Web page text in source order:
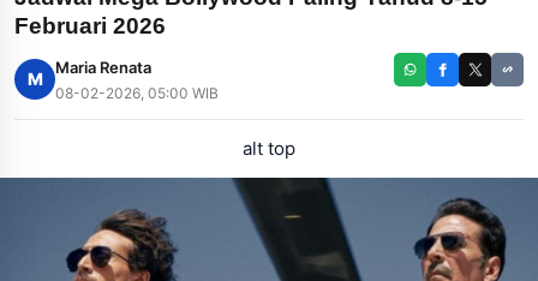
Februari 2026
M
Maria Renata
08-02-2026, 05:00 WIB
alt top